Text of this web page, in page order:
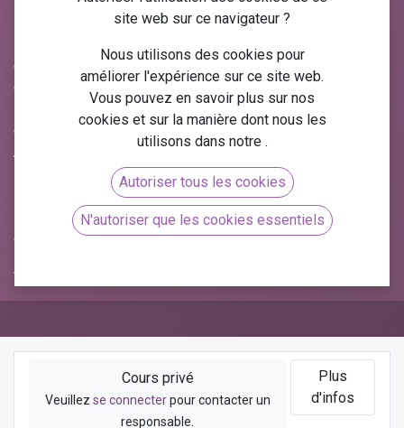
stocks
entreprise, permettant d'optimiser la chaîne logistique et de
garantir une disponibilité sans faille des produits. Avec
Odoo gestion des stocks, vous disposez d'une solution
complète pour gérer efficacement votre inventaire. Chez
Arkeup, nous vous proposons uneformation gratuite en
ligne sur la gestion des stocks Odoo, incluant des
ressources au format PDF, vous permettant d'acquérir
les compétences nécessaires pour optimiser vos
opérations logistiques.
Cours privé
Veuillez se connecterpour contacter un
responsable.
Plus
d'infos
site web sur ce navigateur ?
Nous utilisons des cookies pour
améliorer l'expérience sur ce site web.
Vous pouvez en savoir plus sur nos
cookies et sur la manière dont nous les
utilisons dans notre .
Autoriser tous les cookies
N'autoriser que les cookies essentiels